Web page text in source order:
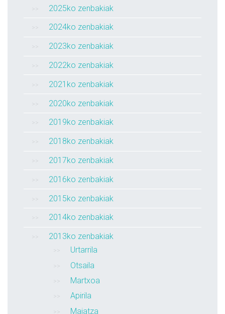
2025ko zenbakiak
2024ko zenbakiak
2023ko zenbakiak
2022ko zenbakiak
2021ko zenbakiak
2020ko zenbakiak
2019ko zenbakiak
2018ko zenbakiak
2017ko zenbakiak
2016ko zenbakiak
2015ko zenbakiak
2014ko zenbakiak
2013ko zenbakiak
Urtarrila
Otsaila
Martxoa
Apirila
Maiatza